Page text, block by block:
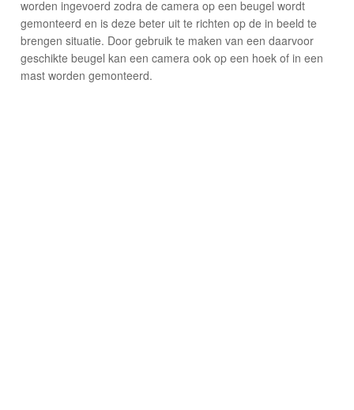
worden ingevoerd zodra de camera op een beugel wordt
gemonteerd en is deze beter uit te richten op de in beeld te
brengen situatie. Door gebruik te maken van een daarvoor
geschikte beugel kan een camera ook op een hoek of in een
mast worden gemonteerd.